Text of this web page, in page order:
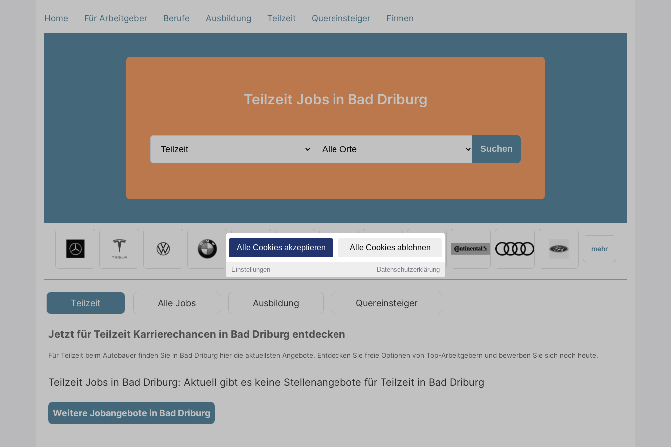
Alle Cookies akzeptieren Alle Cookies ablehnen
Einstellungen Datenschutzerklärung
Home Für Arbeitgeber Berufe Ausbildung Teilzeit Quereinsteiger Firmen
Teilzeit Jobs in Bad Driburg
Suchen
mehr
Teilzeit Alle Jobs Ausbildung Quereinsteiger
Jetzt für Teilzeit Karrierechancen in Bad Driburg entdecken
Für Teilzeit beim Autobauer finden Sie in Bad Driburg hier die aktuellsten Angebote. Entdecken Sie freie Optionen von Top-Arbeitgebern und bewerben Sie sich noch heute.
Teilzeit Jobs in Bad Driburg: Aktuell gibt es keine Stellenangebote für Teilzeit in Bad Driburg
Weitere Jobangebote in Bad Driburg